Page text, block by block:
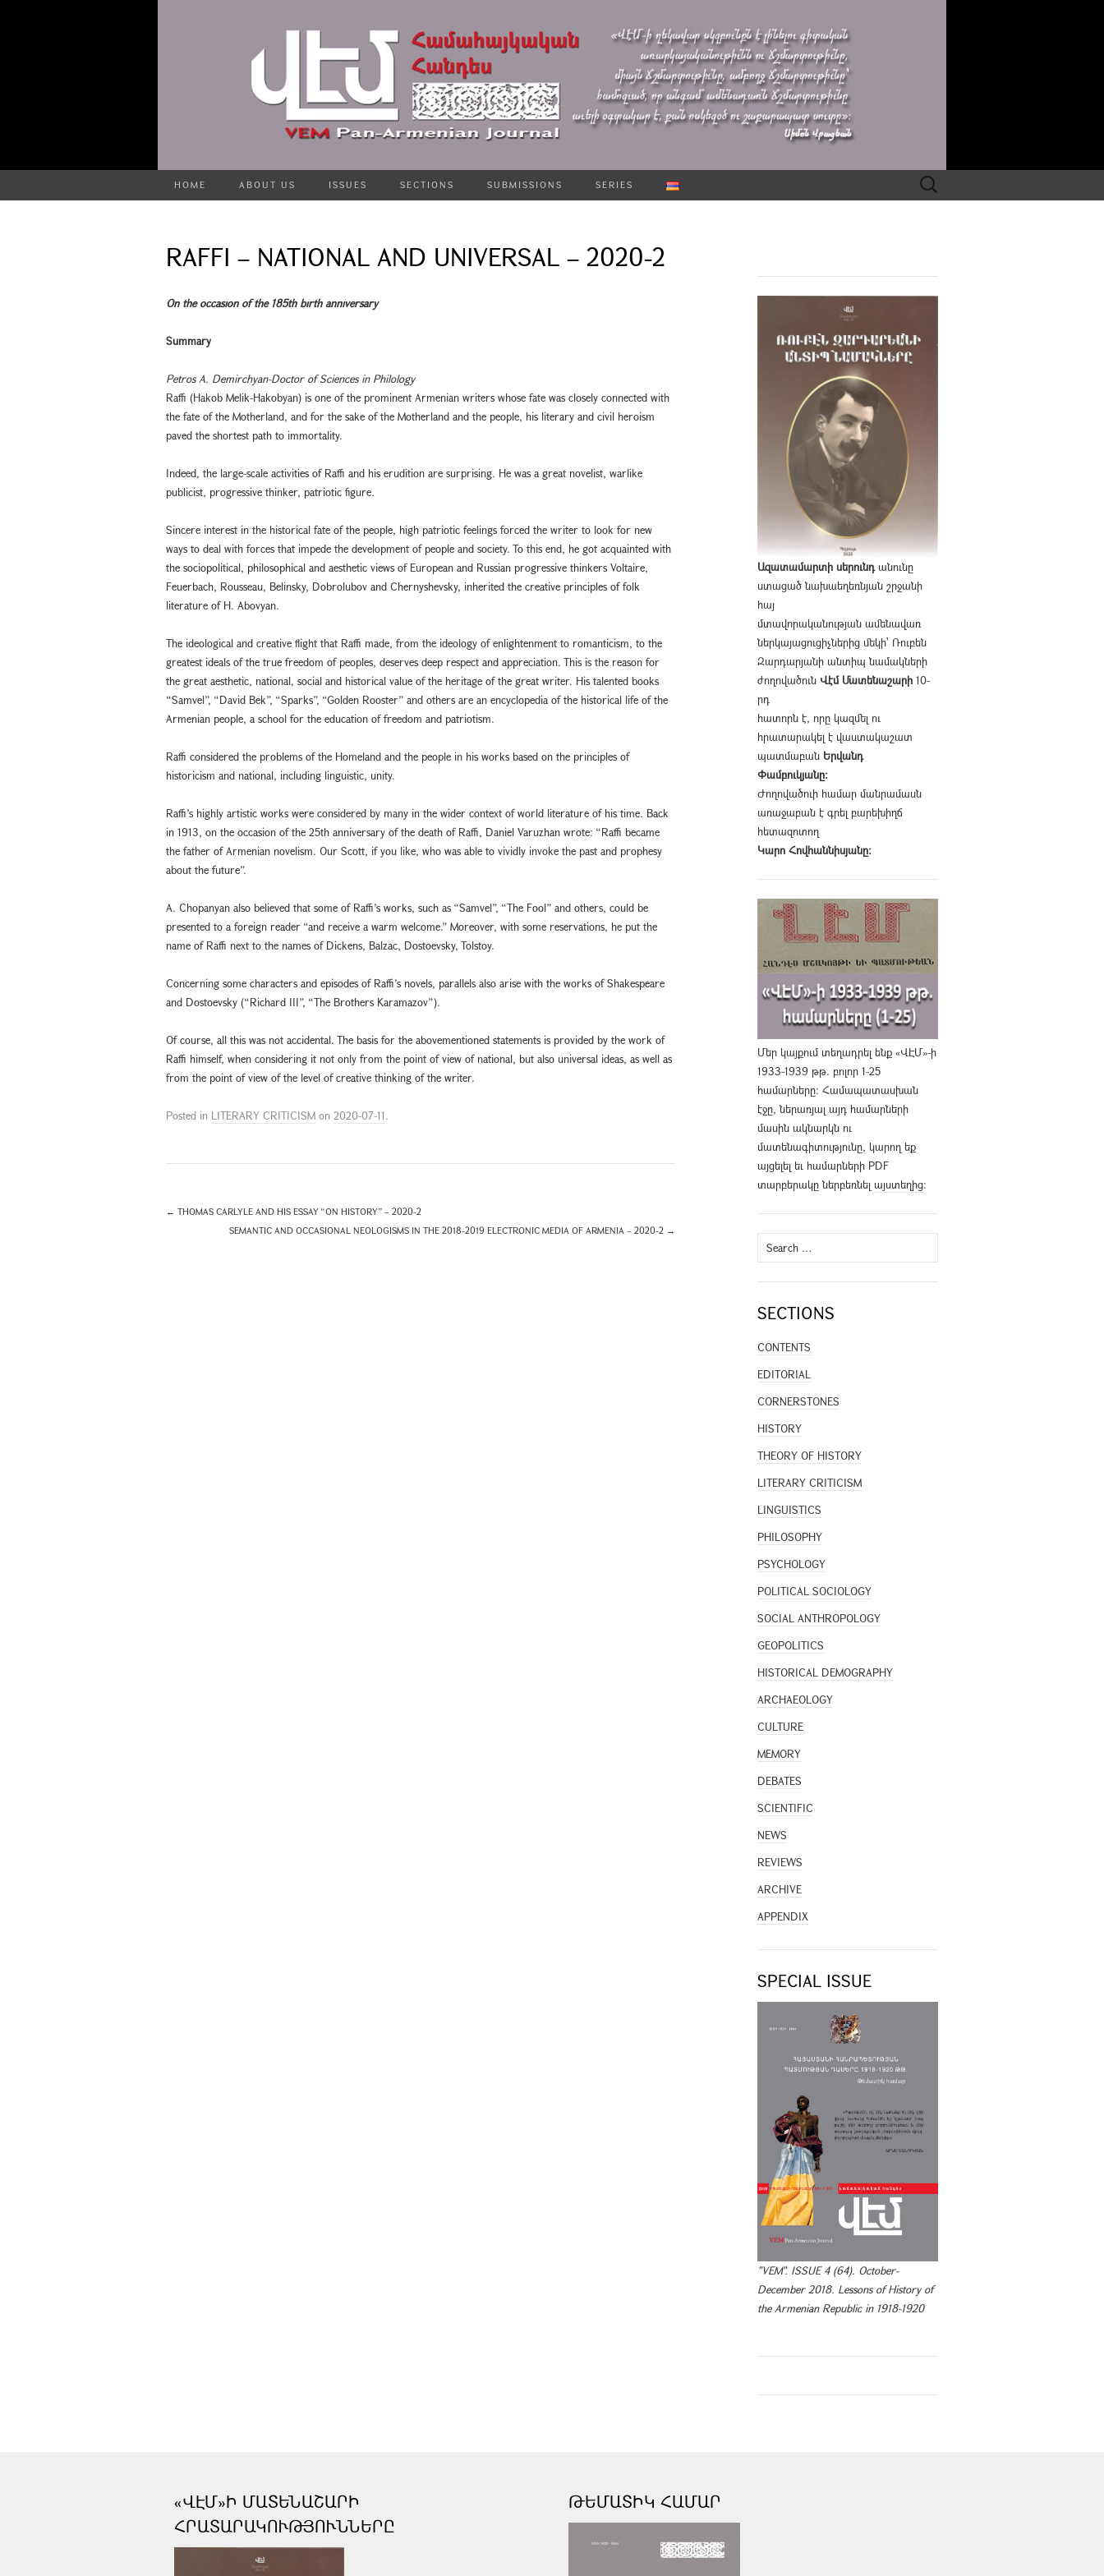
HOME ABOUT US ISSUES SECTIONS SUBMISSIONS SERIES
Search
for:
RAFFI – NATIONAL AND UNIVERSAL – 2020-2
On the occasion of the 185th birth anniversary
Summary
Petros A. Demirchyan-Doctor of Sciences in Philology
Raffi (Hakob Melik-Hakobyan) is one of the prominent Armenian writers whose fate was closely connected with
the fate of the Motherland, and for the sake of the Motherland and the people, his literary and civil heroism
paved the shortest path to immortality.
Indeed, the large-scale activities of Raffi and his erudition are surprising. He was a great novelist, warlike
publicist, progressive thinker, patriotic figure.
Sincere interest in the historical fate of the people, high patriotic feelings forced the writer to look for new
ways to deal with forces that impede the development of people and society. To this end, he got acquainted with
the sociopolitical, philosophical and aesthetic views of European and Russian progressive thinkers Voltaire,
Feuerbach, Rousseau, Belinsky, Dobrolubov and Chernyshevsky, inherited the creative principles of folk
literature of H. Abovyan.
The ideological and creative flight that Raffi made, from the ideology of enlightenment to romanticism, to the
greatest ideals of the true freedom of peoples, deserves deep respect and appreciation. This is the reason for
the great aesthetic, national, social and historical value of the heritage of the great writer. His talented books
“Samvel”, “David Bek”, “Sparks”, “Golden Rooster” and others are an encyclopedia of the historical life of the
Armenian people, a school for the education of freedom and patriotism.
Raffi considered the problems of the Homeland and the people in his works based on the principles of
historicism and national, including linguistic, unity.
Raffi’s highly artistic works were considered by many in the wider context of world literature of his time. Back
in 1913, on the occasion of the 25th anniversary of the death of Raffi, Daniel Varuzhan wrote: “Raffi became
the father of Armenian novelism. Our Scott, if you like, who was able to vividly invoke the past and prophesy
about the future”.
A. Chopanyan also believed that some of Raffi’s works, such as “Samvel”, “The Fool” and others, could be
presented to a foreign reader “and receive a warm welcome.” Moreover, with some reservations, he put the
name of Raffi next to the names of Dickens, Balzac, Dostoevsky, Tolstoy.
Concerning some characters and episodes of Raffi’s novels, parallels also arise with the works of Shakespeare
and Dostoevsky (“Richard III”, “The Brothers Karamazov”).
Of course, all this was not accidental. The basis for the abovementioned statements is provided by the work of
Raffi himself, when considering it not only from the point of view of national, but also universal ideas, as well as
from the point of view of the level of creative thinking of the writer.
Posted in LITERARY CRITICISM on 2020-07-11.
← THOMAS CARLYLE AND HIS ESSAY “ON HISTORY” – 2020-2
SEMANTIC AND OCCASIONAL NEOLOGISMS IN THE 2018-2019 ELECTRONIC MEDIA OF ARMENIA – 2020-2 →
Ազատամարտի սերունդանունը
ստացած նախաեղեռնյան շրջանի
հայ
մտավորականության ամենավառ
ներկայացուցիչներից մեկի՝ Ռուբեն
Զարդարյանի անտիպ նամակների
ժողովածուն Վէմ Մատենաշարի 10-
րդ
հատորն է, որը կազմել ու
հրատարակել է վաստակաշատ
պատմաբան Երվանդ
Փամբուկյանը։
Ժողովածուի համար մանրամասն
առաջաբան է գրել բարեխիղճ
հետազոտող
Կարո Հովհաննիսյանը։
Մեր կայքում տեղադրել ենք «ՎԷՄ»-ի
1933-1939 թթ. բոլոր 1-25
համարները։ Համապատասխան
էջը, ներառյալ այդ համարների
մասին ակնարկն ու
մատենագիտությունը, կարող եք
այցելել եւ համարների PDF
տարբերակը ներբեռնել այստեղից։
Search
for:
SECTIONS
CONTENTS
EDITORIAL
CORNERSTONES
HISTORY
THEORY OF HISTORY
LITERARY CRITICISM
LINGUISTICS
PHILOSOPHY
PSYCHOLOGY
POLITICAL SOCIOLOGY
SOCIAL ANTHROPOLOGY
GEOPOLITICS
HISTORICAL DEMOGRAPHY
ARCHAEOLOGY
CULTURE
MEMORY
DEBATES
SCIENTIFIC
NEWS
REVIEWS
ARCHIVE
APPENDIX
SPECIAL ISSUE
"VEM". ISSUE 4 (64). October-
December 2018. Lessons of History of
the Armenian Republic in 1918-1920
«ՎԷՄ»Ի ՄԱՏԵՆԱՇԱՐԻ
ՀՐԱՏԱՐԱԿՈՒԹՅՈՒՆՆԵՐԸ
ԹԵՄԱՏԻԿ ՀԱՄԱՐ